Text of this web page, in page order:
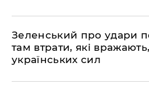
Зеленський про удари
там втрати, які
українських сил